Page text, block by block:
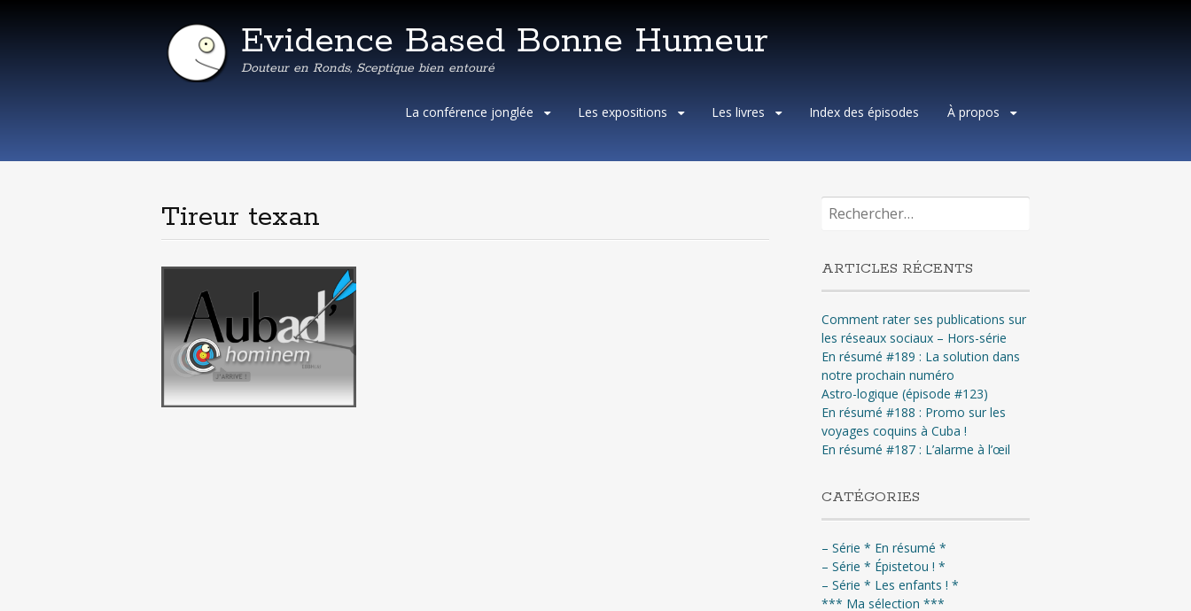
Evidence Based Bonne Humeur
Douteur en Ronds, Sceptique bien entouré
Aller
La conférence jonglée Les expositions Les livres Index des épisodes À propos
Tireur texan Rechercher :
ARTICLES RÉCENTS
Comment rater ses publications sur
les réseaux sociaux – Hors-série
En résumé #189 : La solution dans
notre prochain numéro
Astro-logique (épisode #123)
En résumé #188 : Promo sur les
voyages coquins à Cuba !
En résumé #187 : L’alarme à l’œil
CATÉGORIES
– Série * En résumé *
– Série * Épistetou ! *
– Série * Les enfants ! *
*** Ma sélection ***